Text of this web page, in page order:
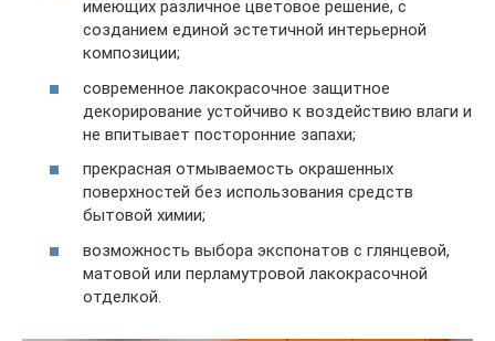
имеющих различное цветовое решение, с
созданием единой эстетичной интерьерной
композиции;
современное лакокрасочное защитное
декорирование устойчиво к воздействию влаги и
не впитывает посторонние запахи;
прекрасная отмываемость окрашенных
поверхностей без использования средств
бытовой химии;
возможность выбора экспонатов с глянцевой,
матовой или перламутровой лакокрасочной
отделкой.